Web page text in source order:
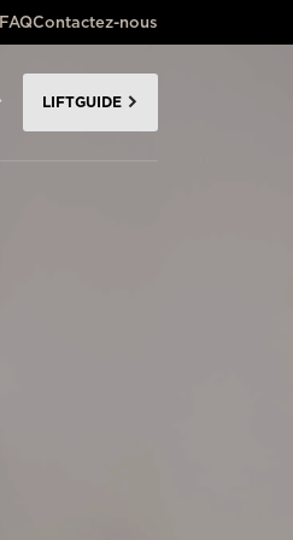
FAQContactez-nous
LIFTGUIDE